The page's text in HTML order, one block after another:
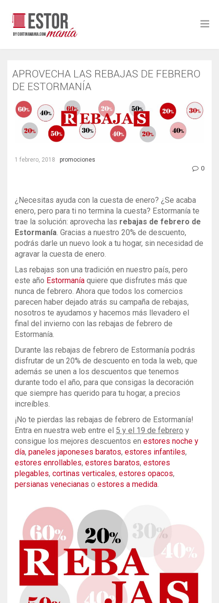
APROVECHA LAS REBAJAS DE
FEBRERO DE ESTORMANÍA
1 febrero, 2018 promociones
0
¿Necesitas ayuda con la cuesta de enero? ¿Se acaba
enero, pero para ti no termina la cuesta? Estormanía
te trae la solución: aprovecha lasrebajas de
febrero de Estormanía. Gracias a nuestro 20% de
descuento, podrás darle un nuevo look a tu hogar, sin
necesidad de agravar la cuesta de enero.
Las rebajas son una tradición en nuestro país, pero
este año Estormanía quiere que disfrutes más que
nunca de febrero. Ahora que todos los comercios
parecen haber dejado atrás su campaña de rebajas,
nosotros te ayudamos y hacemos más llevadero el
final del invierno con las rebajas de febrero de
Estormanía.
Durante las rebajas de febrero de Estormanía podrás
disfrutar de un 20% de descuento en toda la web,
que además se unen a los descuentos que tenemos
durante todo el año, para que consigas la decoración
que siempre has querido para tu hogar, a precios
increíbles.
¡No te pierdas las rebajas de febrero de Estormanía!
Entra en nuestra web entre el 5 y el 19 de febrero y
consigue los mejores descuentos en estores noche
y día,paneles japoneses baratos,estores infantiles
estores enrollables estores baratos estores
plegables cortinas verticales estores opacos
persianas venecianas o estores a medida